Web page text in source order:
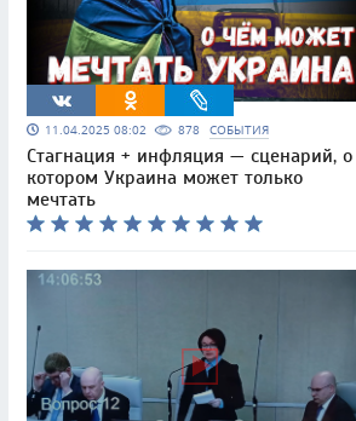
11.04.2025 08:02 878 СОБЫТИЯ
Стагнация + инфляция — сценарий, о
котором Украина может только
мечтать